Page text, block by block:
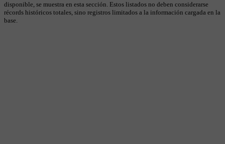
disponible, se muestra en esta sección. Estos listados no deben considerarse
récords históricos totales, sino registros limitados a la información cargada en la
base.